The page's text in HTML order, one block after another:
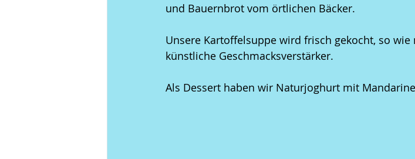
und Bauernbrot vom örtlichen Bäcker.
Unsere Kartoffelsuppe wird frisch gekocht, so
künstliche Geschmacksverstärker.
Als Dessert haben wir Naturjoghurt mit